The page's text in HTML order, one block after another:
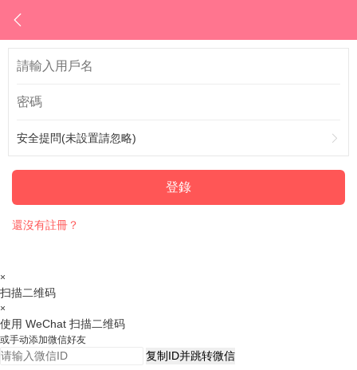
安全提問(未設置請忽略)
登錄
還沒有註冊？
×
扫描二维码
×
使用 WeChat 扫描二维码
或手动添加微信好友
复制ID并跳转微信